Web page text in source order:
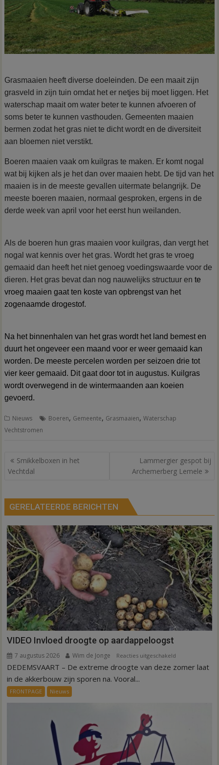
Grasmaaien heeft diverse doeleinden. De een maait zijn
grasveld in zijn tuin omdat het er netjes bij moet liggen. Het
waterschap maait om water beter te kunnen afvoeren of
soms beter te kunnen vasthouden. Gemeenten maaien
bermen zodat het gras niet te dicht wordt en de diversiteit
aan bloemen niet verstikt.
Boeren maaien vaak om kuilgras te maken. Er komt nogal
wat bij kijken als je het dan over maaien hebt. De tijd van het
maaien is in de meeste gevallen uitermate belangrijk. De
meeste boeren maaien, normaal gesproken, ergens in de
derde week van april voor het eerst hun weilanden.
Als de boeren hun gras maaien voor kuilgras, dan vergt het
nogal wat kennis over het gras. Wordt het gras te vroeg
gemaaid dan heeft het niet genoeg voedingswaarde voor de
dieren. Het gras bevat dan nog nauwelijks structuur ente
vroeg maaien gaat ten koste van opbrengst van het
zogenaamde drogestof.
Na het binnenhalen van het gras wordt het land bemest en
duurt het ongeveer een maand voor er weer gemaaid kan
worden. De meeste percelen worden per seizoen drie tot
vier keer gemaaid. Dit gaat door tot in augustus. Kuilgras
wordt overwegend in de wintermaanden aan koeien
gevoerd.
Nieuws Boeren, Gemeente, Grasmaaien,Waterschap
Vechtstromen
Bericht
navigatie
Smikkelboxen in het
Vechtdal
Lammergier gespot bij
Archemerberg Lemele
GERELATEERDE BERICHTEN
VIDEO Invloed droogte op aardappeloogst
7 augustus 2026 Wim de Jonge Reacties uitgeschakeld
VIDEO
DEDEMSVAART – De extreme droogte van deze zomer laat
in de akkerbouw zijn sporen na. Vooral...
FRONTPAGE Nieuws